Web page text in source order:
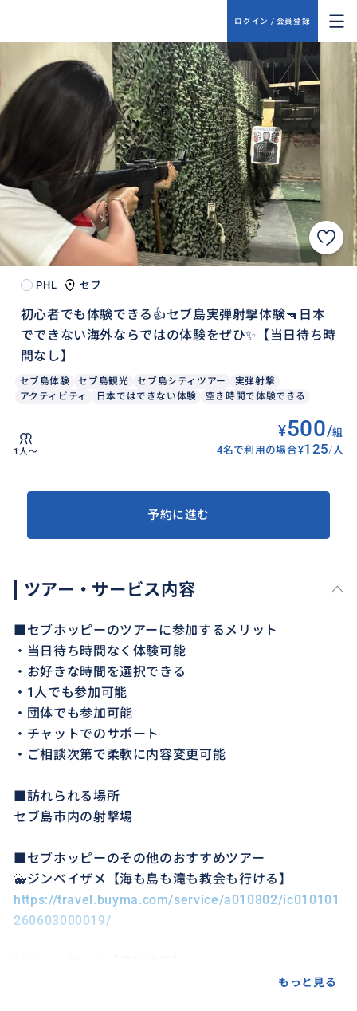
ログイン / 会員登録
PHL セブ
初心者でも体験できる👍セブ島実弾射撃体験🔫日本
でできない海外ならではの体験をぜひ✨【当日待ち時
間なし】
セブ島体験 セブ島観光 セブ島シティツアー
実弾射撃
アクティビティ
日本ではできない体験 空き時間で体験できる
1人〜
¥500/組
4名で利用の場合¥125/人
予約に進む
ツアー・サービス内容
■セブホッピーのツアーに参加するメリット
・当日待ち時間なく体験可能
・お好きな時間を選択できる
・1人でも参加可能
・団体でも参加可能
・チャットでのサポート
・ご相談次第で柔軟に内容変更可能
■訪れられる場所
セブ島市内の射撃場
■セブホッピーのその他のおすすめツアー
🐳ジンベイザメ【海も島も滝も教会も行ける】
https://travel.buyma.com/service/a010802/ic010101
260603000019/
https://travel.buyma.com/service/a010802/ic020104
もっと見る